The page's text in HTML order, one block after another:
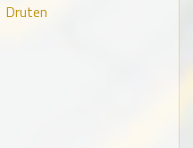
Druten